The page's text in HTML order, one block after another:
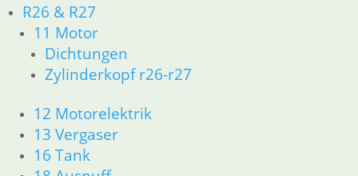
R26 & R27
11 Motor
Dichtungen
Zylinderkopf r26-r27
12 Motorelektrik
13 Vergaser
16 Tank
In den Warenkorb
Shop
Ersatzteile nach Modell
K-Modell
Dichtungen
32 Lenkung
33 Antrieb
34 Bremsen